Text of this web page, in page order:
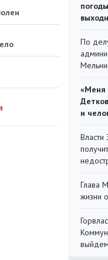
По
«Меня
и
Глава
жизни